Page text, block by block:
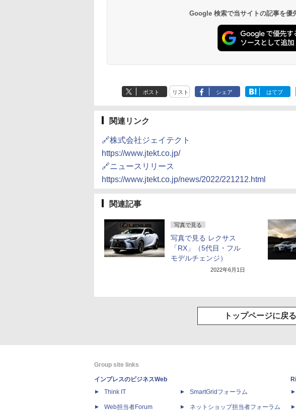
Google 検索で当サイトの記事を優
ポスト リスト シェア はてブ
関連リンク
🔗株式会社ジェイテクト
https://www.jtekt.co.jp/
🔗ニュースリリース
https://www.jtekt.co.jp/news/2022/221212.html
関連記事
写真で見る
写真で見る レクサス
「RX」（5代目・フル
モデルチェンジ）
2022年6月1日
トップページに戻る
Group site links
インプレスのビジネスWeb
Think IT
Web担当者Forum
SmartGridフォーラム
ネットショップ担当者フォーラム